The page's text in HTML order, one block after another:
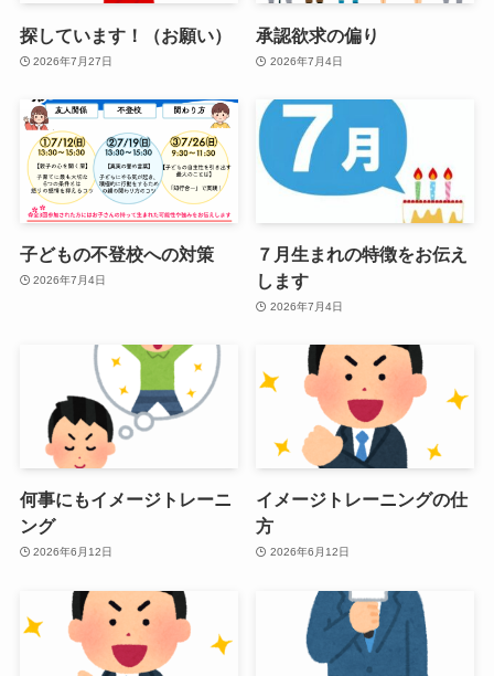
探しています！（お願い）
2026年7月27日
承認欲求の偏り
2026年7月4日
子どもの不登校への対策
2026年7月4日
７月生まれの特徴をお伝え
します
2026年7月4日
何事にもイメージトレーニ
ング
2026年6月12日
イメージトレーニングの仕
方
2026年6月12日